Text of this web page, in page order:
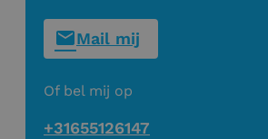
Mail mij
Of bel mij op
+31655126147